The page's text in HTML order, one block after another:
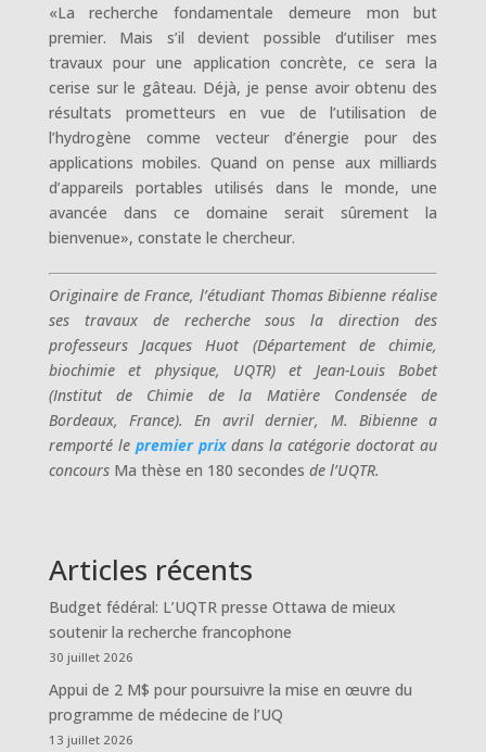
«La recherche fondamentale demeure mon but
premier. Mais s’il devient possible d’utiliser mes
travaux pour une application concrète, ce sera la
cerise sur le gâteau. Déjà, je pense avoir obtenu des
résultats prometteurs en vue de l’utilisation de
l’hydrogène comme vecteur d’énergie pour des
applications mobiles. Quand on pense aux milliards
d’appareils portables utilisés dans le monde, une
avancée dans ce domaine serait sûrement la
bienvenue», constate le chercheur.
Originaire de France, l’étudiant Thomas Bibienne réalise
ses travaux de recherche sous la direction des
professeurs Jacques Huot (Département de chimie,
biochimie et physique, UQTR) et Jean-Louis Bobet
(Institut de Chimie de la Matière Condensée de
Bordeaux, France). En avril dernier, M. Bibienne a
remporté le premier prixdans la catégorie doctorat au
concours Ma thèse en 180 secondes de l’UQTR.
Articles récents
Budget fédéral: L’UQTR presse Ottawa de mieux
soutenir la recherche francophone
30 juillet 2026
Appui de 2 M$ pour poursuivre la mise en œuvre du
programme de médecine de l’UQ
13 juillet 2026